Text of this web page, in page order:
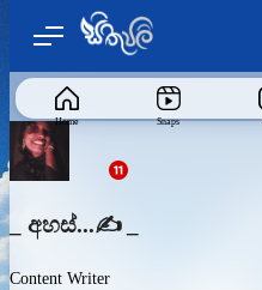
Home Snaps
_ අහස්...✍️ _
Content Writer